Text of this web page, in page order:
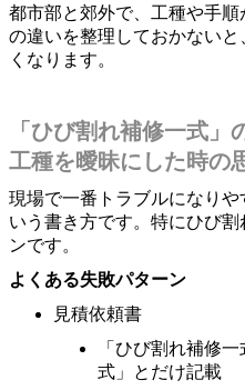
都市部と郊外で、工種や手
の違いを整理しておかない
くなります。
「ひび割れ補修一式
工種を曖昧にした時の
現場で一番トラブルになり
いう書き方です。特にひび
ンです。
よくある失敗パターン
見積依頼書
「ひび割れ補修
式」とだけ記載